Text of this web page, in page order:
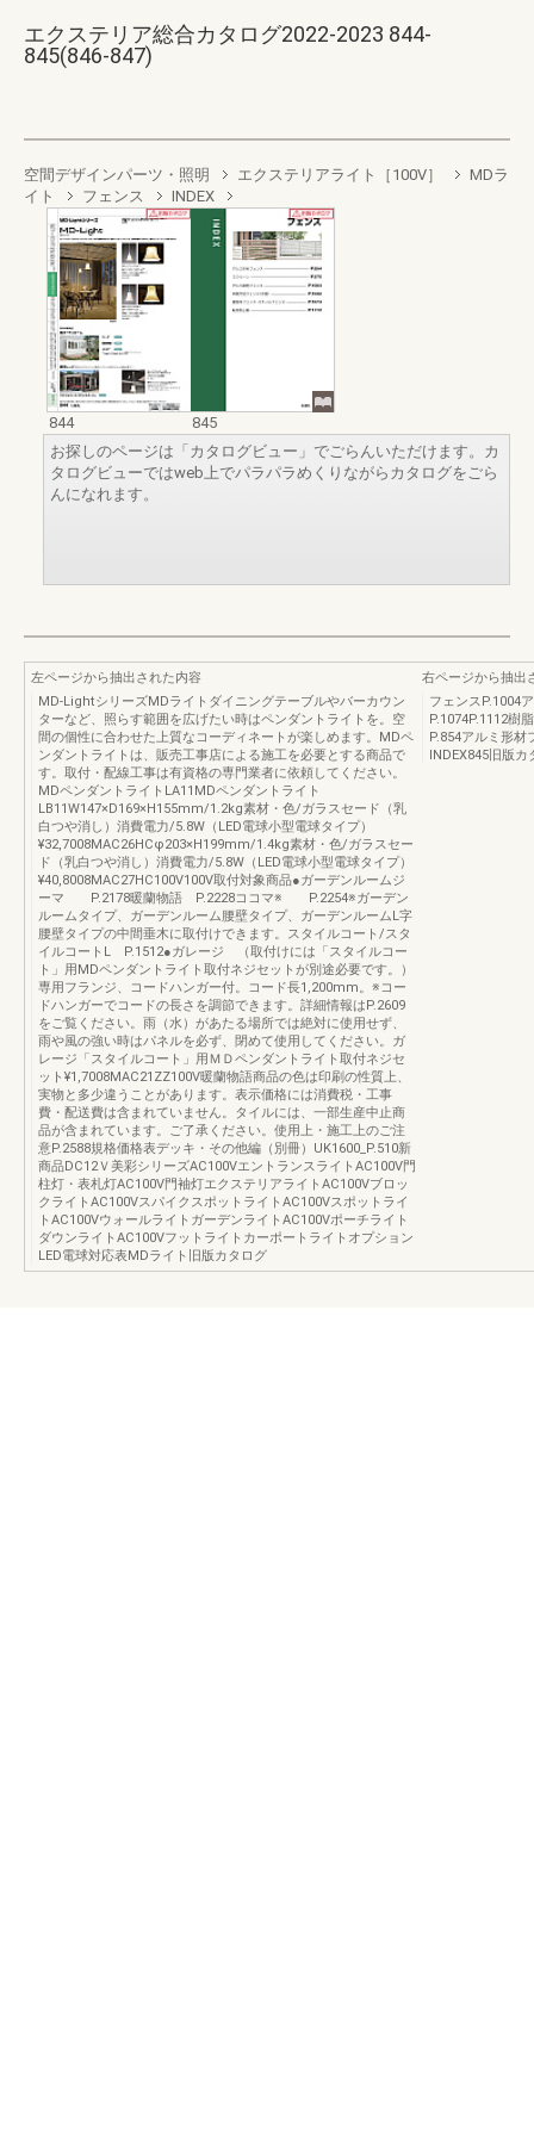
エクステリア総合カタログ2022-2023 844-
845(846-847)
空間デザインパーツ・照明 エクステリアライト［100V］
MDラ
イト
フェンス INDEX
844
845
お探しのページは「カタログビュー」でごらんいただけます。カ
タログビューではweb上でパラパラめくりながらカタログをごら
んになれます。
左ページから抽出された内容
MD-LightシリーズMDライトダイニングテーブルやバーカウン
ターなど、照らす範囲を広げたい時はペンダントライトを。空
間の個性に合わせた上質なコーディネートが楽しめます。MDペ
ンダントライトは、販売工事店による施工を必要とする商品で
す。取付・配線工事は有資格の専門業者に依頼してください。
MDペンダントライトLA11MDペンダントライト
LB11W147×D169×H155mm/1.2kg素材・色/ガラスセード（乳
白つや消し）消費電力/5.8W（LED電球小型電球タイプ）
¥32,7008MAC26HCφ203×H199mm/1.4kg素材・色/ガラスセー
ド（乳白つや消し）消費電力/5.8W（LED電球小型電球タイプ）
¥40,8008MAC27HC100V100V取付対象商品●ガーデンルームジ
ーマ P.2178暖蘭物語 P.2228ココマ※ P.2254※ガーデン
ルームタイプ、ガーデンルーム腰壁タイプ、ガーデンルームL字
腰壁タイプの中間垂木に取付けできます。スタイルコート/スタ
イルコートL P.1512●ガレージ （取付けには「スタイルコー
ト」用MDペンダントライト取付ネジセットが別途必要です。）
専用フランジ、コードハンガー付。コード長1,200mm。※コー
ドハンガーでコードの長さを調節できます。詳細情報はP.2609
をご覧ください。雨（水）があたる場所では絶対に使用せず、
雨や風の強い時はパネルを必ず、閉めて使用してください。ガ
レージ「スタイルコート」用ＭＤペンダントライト取付ネジセ
ット¥1,7008MAC21ZZ100V暖蘭物語商品の色は印刷の性質上、
実物と多少違うことがあります。表示価格には消費税・工事
費・配送費は含まれていません。タイルには、一部生産中止商
品が含まれています。ご了承ください。使用上・施工上のご注
意P.2588規格価格表デッキ・その他編（別冊）UK1600_P.510新
商品DC12Ｖ美彩シリーズAC100VエントランスライトAC100V門
柱灯・表札灯AC100V門袖灯エクステリアライトAC100Vブロッ
クライトAC100VスパイクスポットライトAC100Vスポットライ
トAC100VウォールライトガーデンライトAC100Vポーチライト
ダウンライトAC100Vフットライトカーポートライトオプション
LED電球対応表MDライト旧版カタログ
右ページから抽出
フェンスP.1004
P.1074P.1112樹
P.854アルミ形材
INDEX845旧版カ